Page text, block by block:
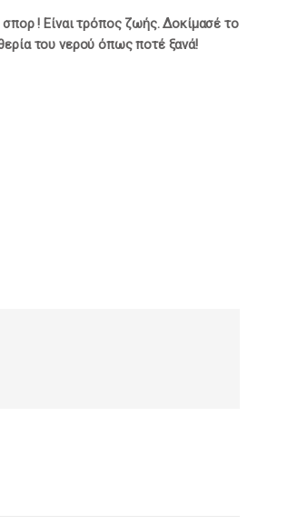
σπορ ! Είναι τρόπος ζωής. Δοκίμασέ το
του νερού όπως ποτέ ξανά!